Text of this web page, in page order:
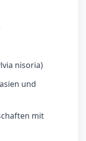
nisoria)
und
mit